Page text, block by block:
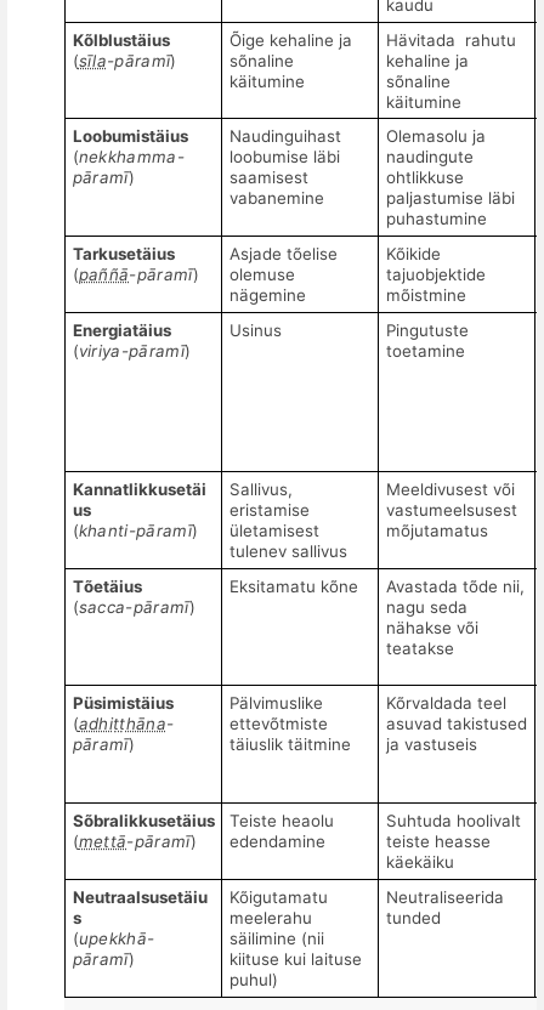
kaudu
Kõlblustäius
(sīla-pāramī)
Õige kehaline ja
sõnaline
käitumine
Hävitada
rahutu
kehaline ja
sõnaline
käitumine
Loobumistäius
(nekkhamma-
pāramī)
Naudinguihast
loobumise läbi
saamisest
vabanemine
Olemasolu ja
naudingute
ohtlikkuse
paljastumise läbi
puhastumine
Tarkusetäius
(paññā-pāramī)
Asjade tõelise
olemuse
nägemine
Kõikide
tajuobjektide
mõistmine
Energiatäius
(viriya-pāramī)
Usinus
Pingutuste
toetamine
Kannatlikkusetäi
us
(khanti-pāramī)
Sallivus,
eristamise
ületamisest
tulenev sallivus
Meeldivusest või
vastumeelsusest
mõjutamatus
Tõetäius
(sacca-pāramī)
Eksitamatu kõne
Avastada tõde nii,
nagu seda
nähakse või
teatakse
Püsimistäius
(adhiṭṭhāna-
pāramī)
Pälvimuslike
ettevõtmiste
täiuslik täitmine
Kõrvaldada teel
asuvad takistused
ja vastuseis
Sõbralikkusetäius
(mettā-pāramī)
Teiste heaolu
edendamine
Suhtuda hoolivalt
teiste heasse
käekäiku
Neutraalsusetäiu
s
(upekkhā-
pāramī)
Kõigutamatu
meelerahu
säilimine (nii
kiituse kui laituse
puhul)
Neutraliseerida
tunded